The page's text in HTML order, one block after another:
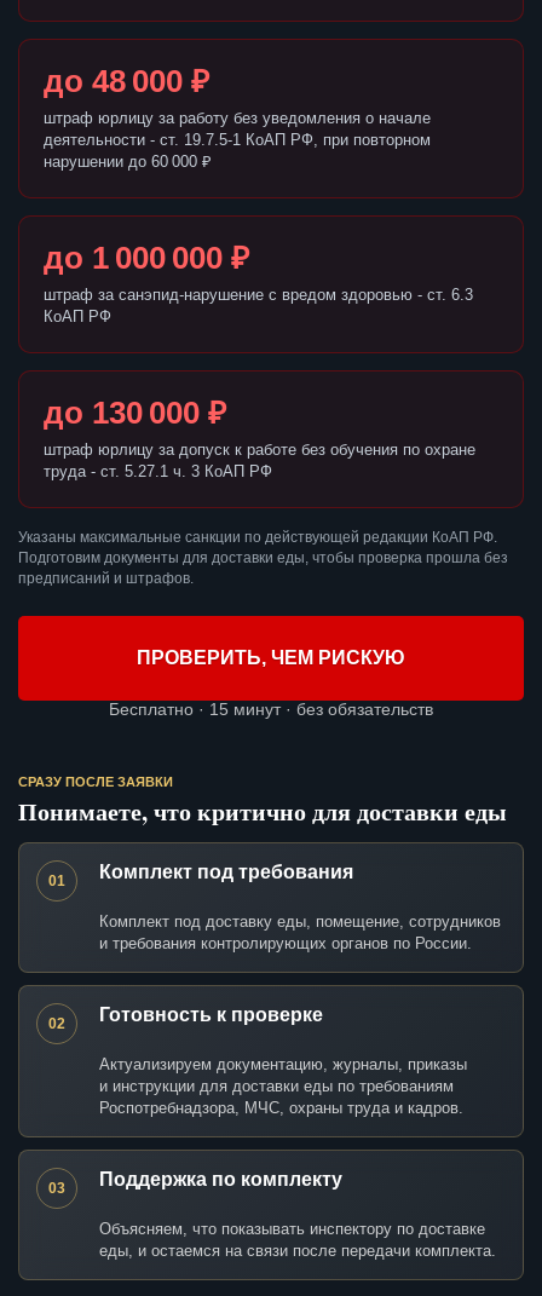
до 48 000 ₽
штраф юрлицу за работу без уведомления о начале
деятельности - ст. 19.7.5-1 КоАП РФ, при повторном
нарушении до 60 000 ₽
до 1 000 000 ₽
штраф за санэпид-нарушение с вредом здоровью - ст. 6.3
КоАП РФ
до 130 000 ₽
штраф юрлицу за допуск к работе без обучения по охране
труда - ст. 5.27.1 ч. 3 КоАП РФ
Указаны максимальные санкции по действующей редакции КоАП РФ.
Подготовим документы для доставки еды, чтобы проверка прошла без
предписаний и штрафов.
ПРОВЕРИТЬ, ЧЕМ РИСКУЮ
Бесплатно · 15 минут · без обязательств
СРАЗУ ПОСЛЕ ЗАЯВКИ
Понимаете, что критично для доставки еды
01 Комплект под требования
Комплект под доставку еды, помещение, сотрудников
и требования контролирующих органов по России.
02 Готовность к проверке
Актуализируем документацию, журналы, приказы
и инструкции для доставки еды по требованиям
Роспотребнадзора, МЧС, охраны труда и кадров.
03 Поддержка по комплекту
Объясняем, что показывать инспектору по доставке
еды, и остаемся на связи после передачи комплекта.